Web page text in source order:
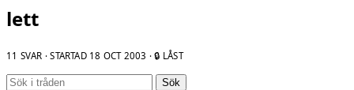
lett
11 SVAR · STARTAD 18 OCT 2003 · 🔒 LÅST
Sök